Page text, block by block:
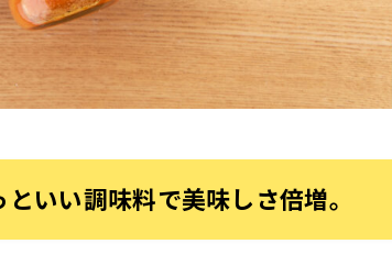
いい調味料で美味しさ倍増。